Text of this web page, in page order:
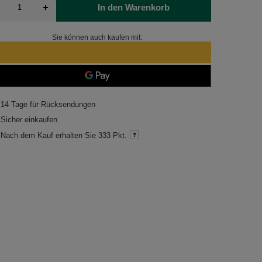
+ In den Warenkorb
Sie können auch kaufen mit:
14 Tage für Rücksendungen
Sicher einkaufen
Nach dem Kauf erhalten Sie 333 Pkt.